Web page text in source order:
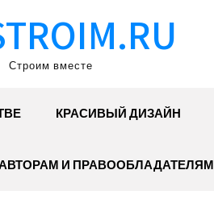
Строим вместе
КРАСИВЫЙ ДИЗАЙН
И ПРАВООБЛАДАТЕЛЯМ